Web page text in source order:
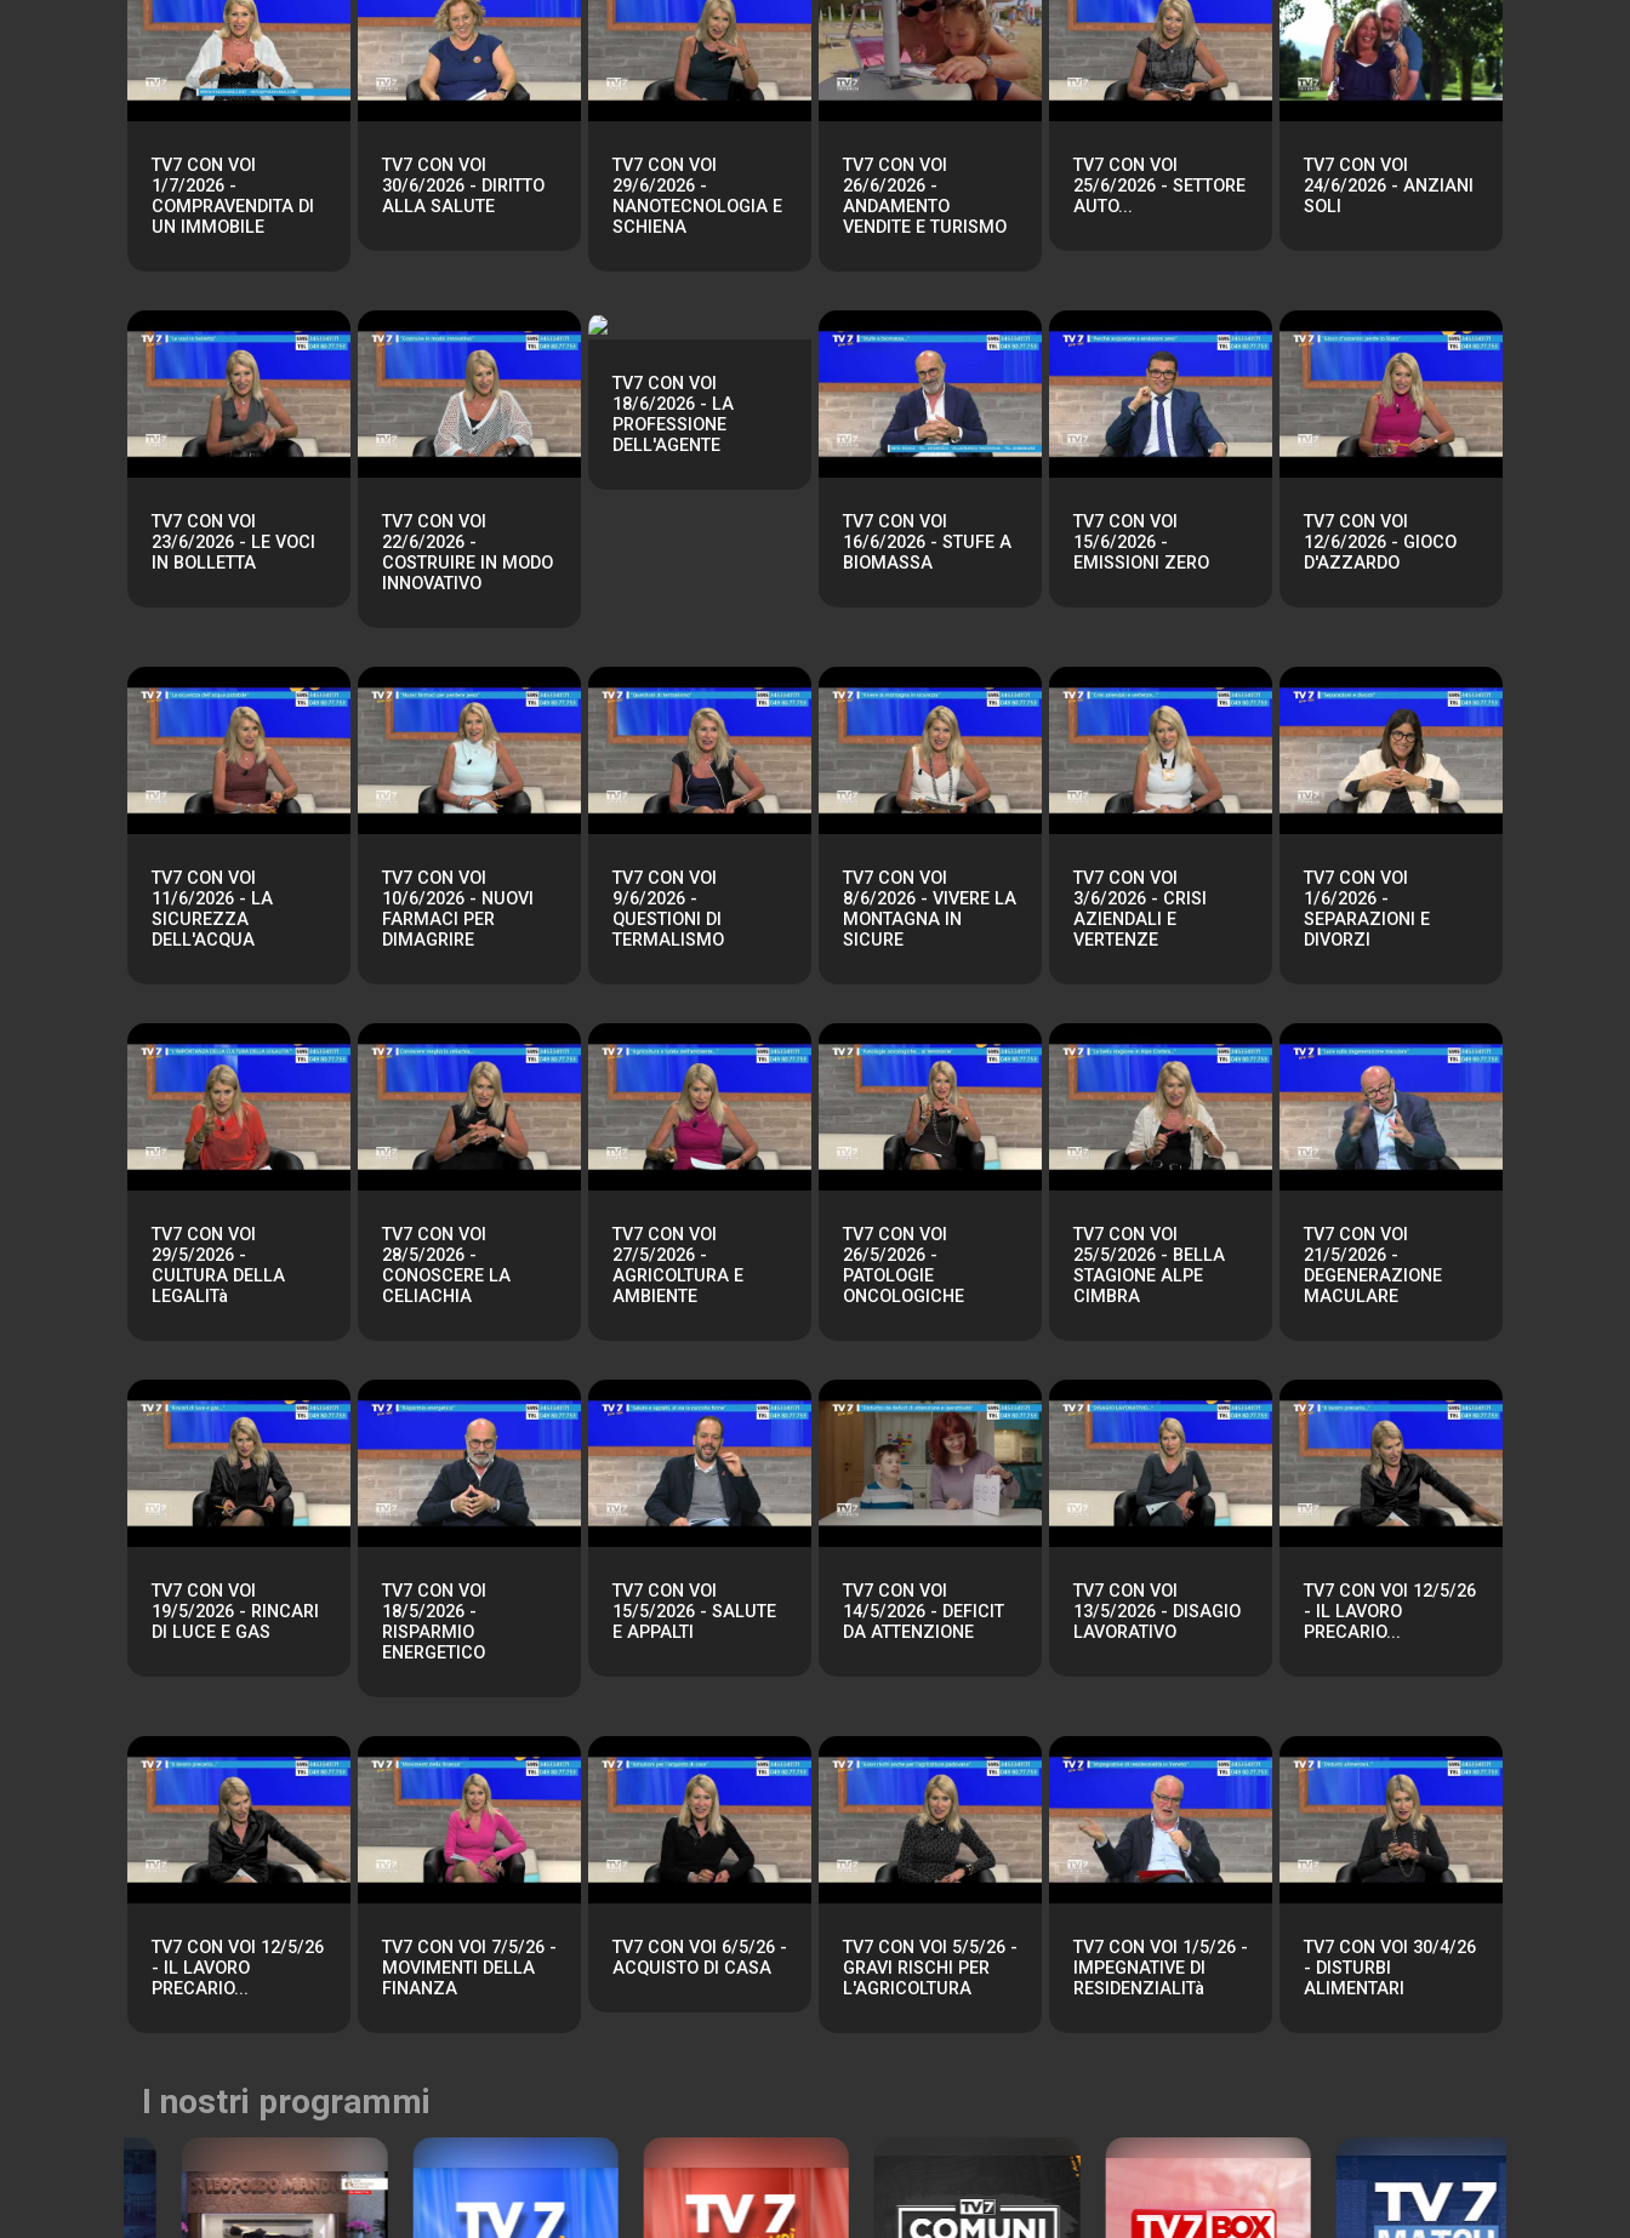
TV7 CON VOI
1/7/2026 -
COMPRAVENDITA DI
UN IMMOBILE
TV7 CON VOI
30/6/2026 - DIRITTO
ALLA SALUTE
TV7 CON VOI
29/6/2026 -
NANOTECNOLOGIA E
SCHIENA
TV7 CON VOI
26/6/2026 -
ANDAMENTO
VENDITE E TURISMO
TV7 CON VOI
25/6/2026 - SETTORE
AUTO...
TV7 CON VOI
24/6/2026 - ANZIANI
SOLI
TV7 CON VOI
23/6/2026 - LE VOCI
IN BOLLETTA
TV7 CON VOI
22/6/2026 -
COSTRUIRE IN MODO
INNOVATIVO
TV7 CON VOI
18/6/2026 - LA
PROFESSIONE
DELL'AGENTE
TV7 CON VOI
16/6/2026 - STUFE A
BIOMASSA
TV7 CON VOI
15/6/2026 -
EMISSIONI ZERO
TV7 CON VOI
12/6/2026 - GIOCO
D'AZZARDO
TV7 CON VOI
11/6/2026 - LA
SICUREZZA
DELL'ACQUA
TV7 CON VOI
10/6/2026 - NUOVI
FARMACI PER
DIMAGRIRE
TV7 CON VOI
9/6/2026 -
QUESTIONI DI
TERMALISMO
TV7 CON VOI
8/6/2026 - VIVERE LA
MONTAGNA IN
SICURE
TV7 CON VOI
3/6/2026 - CRISI
AZIENDALI E
VERTENZE
TV7 CON VOI
1/6/2026 -
SEPARAZIONI E
DIVORZI
TV7 CON VOI
29/5/2026 -
CULTURA DELLA
LEGALITà
TV7 CON VOI
28/5/2026 -
CONOSCERE LA
CELIACHIA
TV7 CON VOI
27/5/2026 -
AGRICOLTURA E
AMBIENTE
TV7 CON VOI
26/5/2026 -
PATOLOGIE
ONCOLOGICHE
TV7 CON VOI
25/5/2026 - BELLA
STAGIONE ALPE
CIMBRA
TV7 CON VOI
21/5/2026 -
DEGENERAZIONE
MACULARE
TV7 CON VOI
19/5/2026 - RINCARI
DI LUCE E GAS
TV7 CON VOI
18/5/2026 -
RISPARMIO
ENERGETICO
TV7 CON VOI
15/5/2026 - SALUTE
E APPALTI
TV7 CON VOI
14/5/2026 - DEFICIT
DA ATTENZIONE
TV7 CON VOI
13/5/2026 - DISAGIO
LAVORATIVO
TV7 CON VOI 12/5/26
- IL LAVORO
PRECARIO...
TV7 CON VOI 12/5/26
- IL LAVORO
PRECARIO...
TV7 CON VOI 7/5/26 -
MOVIMENTI DELLA
FINANZA
TV7 CON VOI 6/5/26 -
ACQUISTO DI CASA
TV7 CON VOI 5/5/26 -
GRAVI RISCHI PER
L'AGRICOLTURA
TV7 CON VOI 1/5/26 -
IMPEGNATIVE DI
RESIDENZIALITà
TV7 CON VOI 30/4/26
- DISTURBI
ALIMENTARI
I nostri programmi